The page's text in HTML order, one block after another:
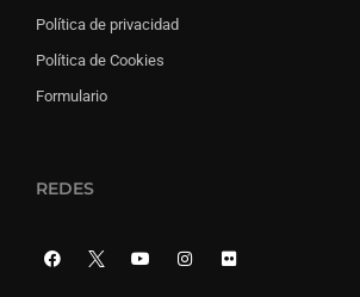
Política de privacidad
Política de Cookies
Formulario
REDES